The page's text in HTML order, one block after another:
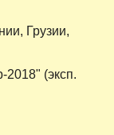
Грузии,
(эксп.